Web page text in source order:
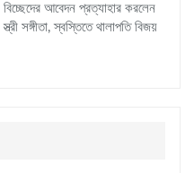
বিচ্ছেদের আবেদন প্রত্যাহার করলেন
স্ত্রী সঙ্গীতা, স্বস্তিতে থালাপতি বিজয়